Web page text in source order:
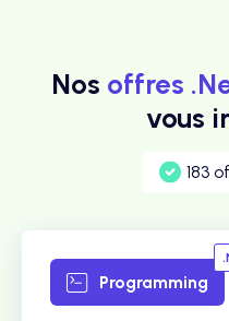
Nos offres
vous
183
Programming